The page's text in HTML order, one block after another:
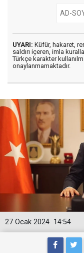
UYARI: Küfür, hakaret,
saldırı içeren, imla
Türkçe karakter
onaylanmamaktadır.
14:54
27 Ocak 2024